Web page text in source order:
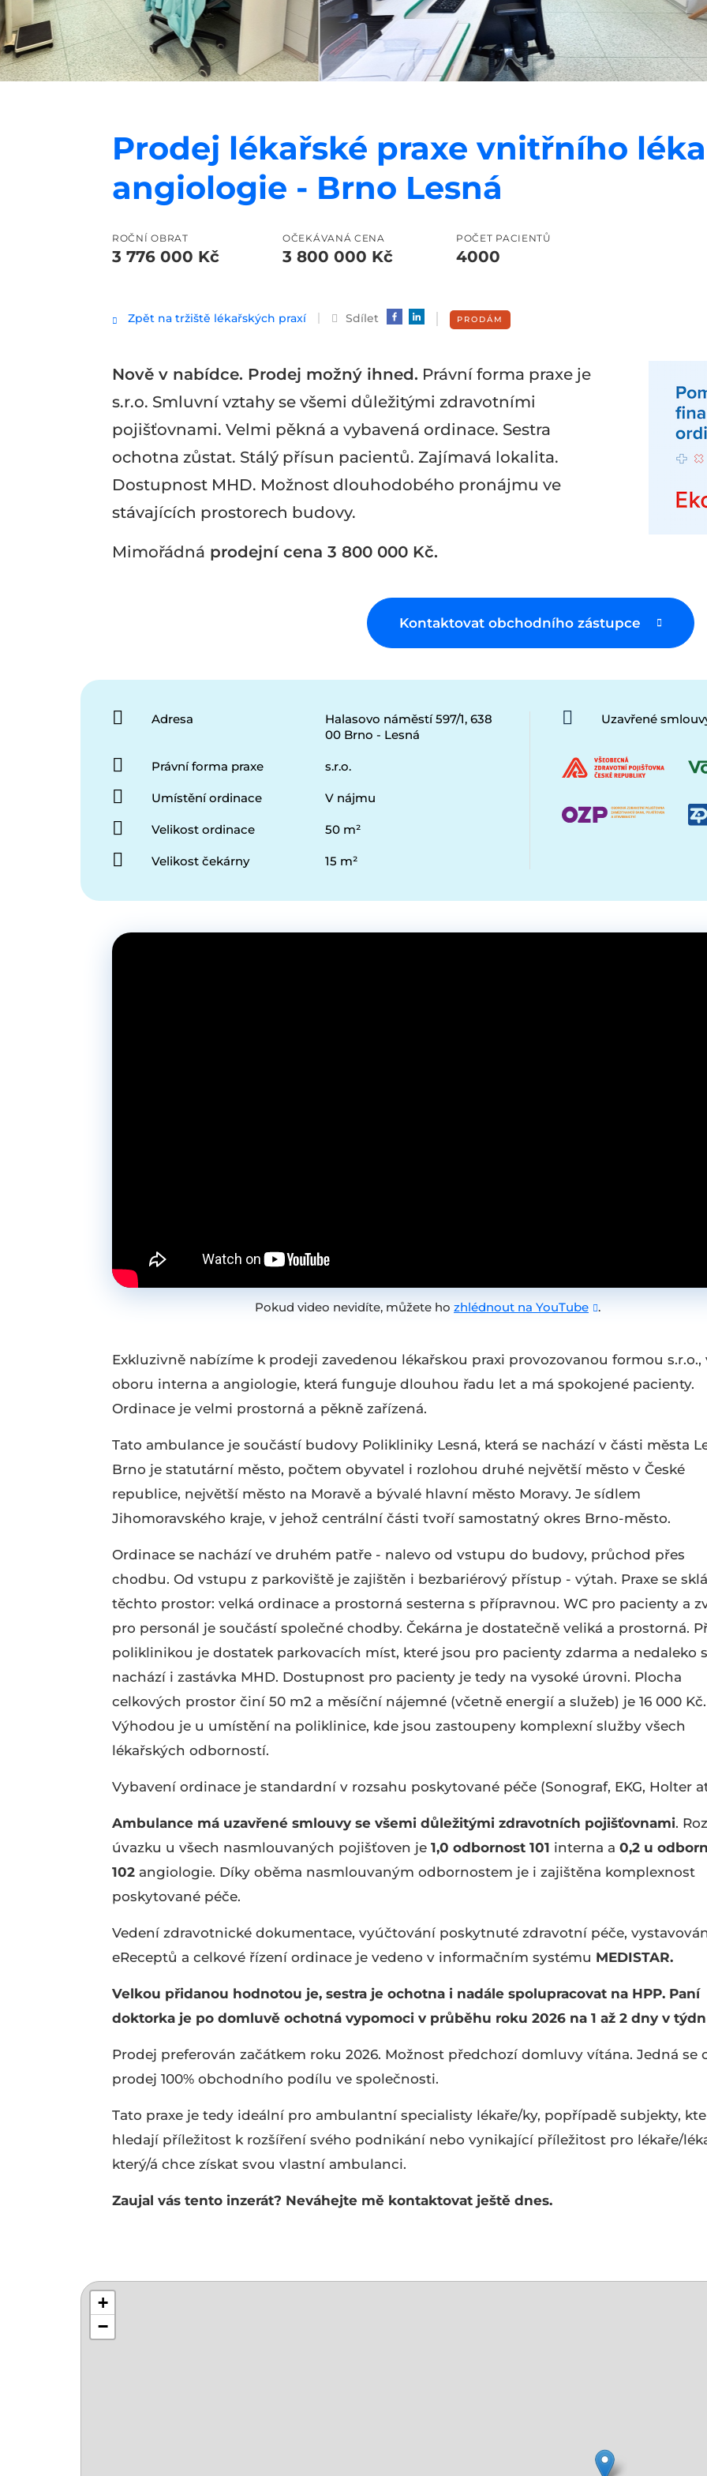
Prodej lékařské praxe vnitřního
angiologie - Brno Lesná
ROČNÍ OBRAT
3 776 000 Kč
OČEKÁVANÁ CENA
3 800 000 Kč
POČET PACIENTŮ
4000
Zpět na tržiště lékařských praxí Sdílet PRODÁM
Nově v nabídce. Prodej možný ihned. Právní forma praxe je
s.r.o. Smluvní vztahy se všemi důležitými zdravotními
pojišťovnami. Velmi pěkná a vybavená ordinace. Sestra
ochotna zůstat. Stálý přísun pacientů. Zajímavá lokalita.
Dostupnost MHD. Možnost dlouhodobého pronájmu ve
stávajících prostorech budovy.
Mimořádná prodejní cena 3 800 000 Kč.
Kontaktovat obchodního zástupce
Adresa
Halasovo náměstí 597/1, 638
00 Brno - Lesná
Právní forma praxe s.r.o.
Umístění ordinace V nájmu
Velikost ordinace 50 m²
Velikost čekárny 15 m²
Uzavřené
Pokud video nevidíte, můžete ho zhlédnout na YouTube .
Exkluzivně nabízíme k prodeji zavedenou lékařskou praxi provozovanou formou s.r.o.,
oboru interna a angiologie, která funguje dlouhou řadu let a má spokojené pacienty.
Ordinace je velmi prostorná a pěkně zařízená.
Tato ambulance je součástí budovy Polikliniky Lesná, která se nachází v části města
Brno je statutární město, počtem obyvatel i rozlohou druhé největší město v České
republice, největší město na Moravě a bývalé hlavní město Moravy. Je sídlem
Jihomoravského kraje, v jehož centrální části tvoří samostatný okres Brno-město.
Ordinace se nachází ve druhém patře - nalevo od vstupu do budovy, průchod přes
chodbu. Od vstupu z parkoviště je zajištěn i bezbariérový přístup - výtah. Praxe se
těchto prostor: velká ordinace a prostorná sesterna s přípravnou. WC pro pacienty a
pro personál je součástí společné chodby. Čekárna je dostatečně veliká a prostorná.
poliklinikou je dostatek parkovacích míst, které jsou pro pacienty zdarma a nedaleko
nachází i zastávka MHD. Dostupnost pro pacienty je tedy na vysoké úrovni. Plocha
celkových prostor činí 50 m2 a měsíční nájemné (včetně energií a služeb) je 16 000 Kč.
Výhodou je u umístění na poliklinice, kde jsou zastoupeny komplexní služby všech
lékařských odborností.
Vybavení ordinace je standardní v rozsahu poskytované péče (Sonograf, EKG, Holter
Ambulance má uzavřené smlouvy se všemi důležitými zdravotních pojišťovnami.
úvazku u všech nasmlouvaných pojišťoven je 1,0 odbornost 101 interna a 0,2 u
102 angiologie. Díky oběma nasmlouvaným odbornostem je i zajištěna komplexnost
poskytované péče.
Vedení zdravotnické dokumentace, vyúčtování poskytnuté zdravotní péče,
eReceptů a celkové řízení ordinace je vedeno v informačním systému MEDISTAR.
Velkou přidanou hodnotou je, sestra je ochotna i nadále spolupracovat na HPP. Paní
doktorka je po domluvě ochotná vypomoci v průběhu roku 2026 na 1 až 2 dny v
Prodej preferován začátkem roku 2026. Možnost předchozí domluvy vítána. Jedná se
prodej 100% obchodního podílu ve společnosti.
Tato praxe je tedy ideální pro ambulantní specialisty lékaře/ky, popřípadě subjekty,
hledají příležitost k rozšíření svého podnikání nebo vynikající příležitost pro lékaře/
který/á chce získat svou vlastní ambulanci.
Zaujal vás tento inzerát? Neváhejte mě kontaktovat ještě dnes.
+
−